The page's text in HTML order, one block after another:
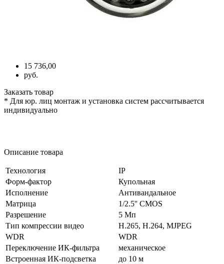
15 736,00
руб.
Заказать товар
* Для юр. лиц монтаж и установка систем рассчитывается
индивидуально
Описание товара
Технология
IP
Форм-фактор
Купольная
Исполнение
Антивандальное
Матрица
1/2.5'' CMOS
Разрешение
5 Мп
Тип компрессии видео
H.265, H.264, MJPEG
WDR
WDR
Переключение ИК-фильтра
механическое
Встроенная ИК-подсветка
до 10 м